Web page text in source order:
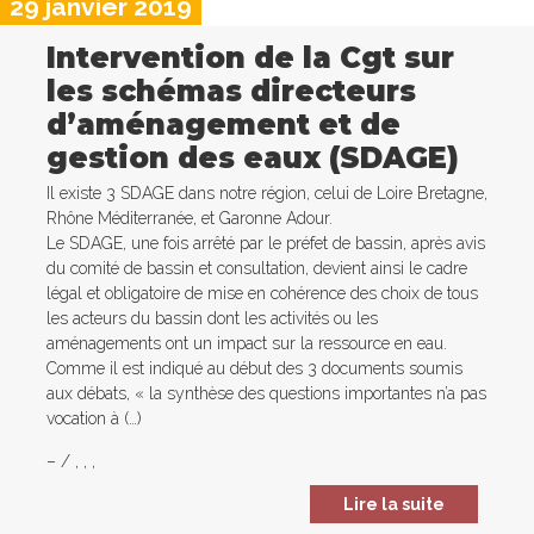
29 janvier 2019
Intervention de la Cgt sur
les schémas directeurs
d’aménagement et de
gestion des eaux (SDAGE)
Il existe 3 SDAGE dans notre région, celui de Loire Bretagne,
Rhône Méditerranée, et Garonne Adour.
Le SDAGE, une fois arrêté par le préfet de bassin, après avis
du comité de bassin et consultation, devient ainsi le cadre
légal et obligatoire de mise en cohérence des choix de tous
les acteurs du bassin dont les activités ou les
aménagements ont un impact sur la ressource en eau.
Comme il est indiqué au début des 3 documents soumis
aux débats, « la synthèse des questions importantes n’a pas
vocation à (…)
– / , , ,
Lire la suite